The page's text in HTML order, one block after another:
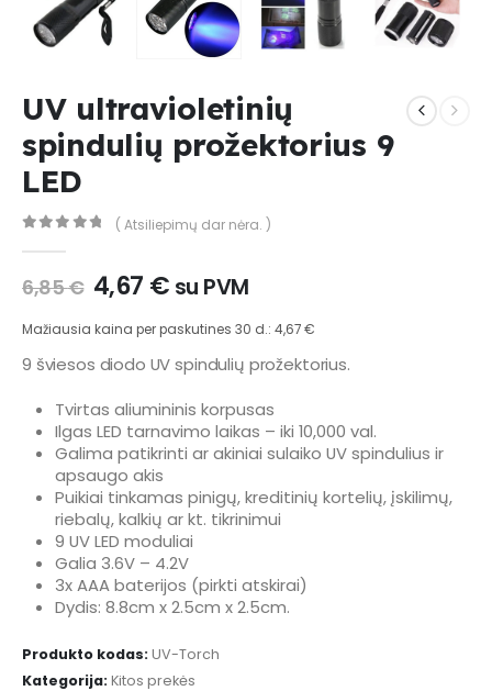
UV ultravioletinių
spindulių prožektorius 9
LED
( Atsiliepimų dar nėra. )
6,85€ Original
price
was:
6,85 €.
4,67 €Current
is:
4,67 €.
su PVM
Mažiausia kaina per paskutines 30 d.: 4,67€
9 šviesos diodo UV spindulių prožektorius.
Tvirtas aliumininis korpusas
Ilgas LED tarnavimo laikas – iki 10,000 val.
Galima patikrinti ar akiniai sulaiko UV spindulius ir
apsaugo akis
Puikiai tinkamas pinigų, kreditinių kortelių, įskilimų,
riebalų, kalkių ar kt. tikrinimui
9 UV LED moduliai
Galia 3.6V – 4.2V
3x AAA baterijos (pirkti atskirai)
Dydis: 8.8cm x 2.5cm x 2.5cm.
Produkto kodas: UV-Torch
Kategorija: Kitos prekės